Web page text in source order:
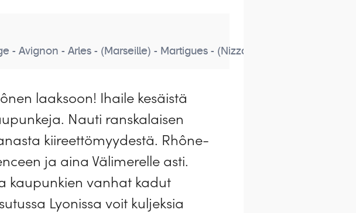
Avignon - Arles - (Marseille) - Martigues - (Nizza)
laaksoon! Ihaile kesäistä
Nauti ranskalaisen
kiireettömyydestä. Rhône-
ja aina Välimerelle asti.
kaupunkien vanhat kadut
Lyonissa voit kuljeksia